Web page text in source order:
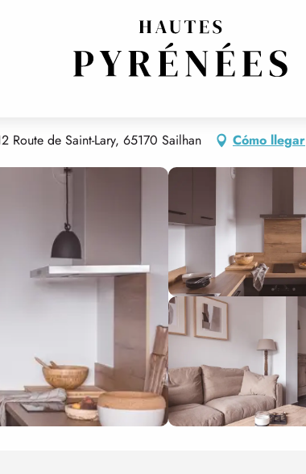
HAUTS DE SAINT-LARY
Route de Saint-Lary, 65170 Sailhan Cómo llegar